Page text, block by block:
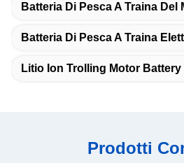
Batteria Di Pesca A Traina
Batteria Di Pesca A Traina
Litio Ion Trolling Motor Battery
Prodotti